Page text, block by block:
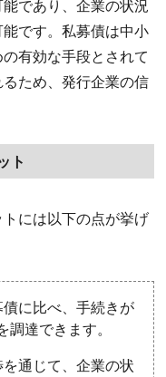
であり、企業の状況
です。私募債は中小
有効な手段とされて
ため、発行企業の信
ト
には以下の点が挙げ
に比べ、手続きが
達できます。
通じて、企業の状